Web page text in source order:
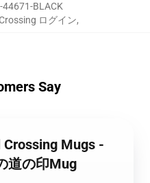
44671-BLACK
ログイン,
Say
Mugs -
道の印Mug